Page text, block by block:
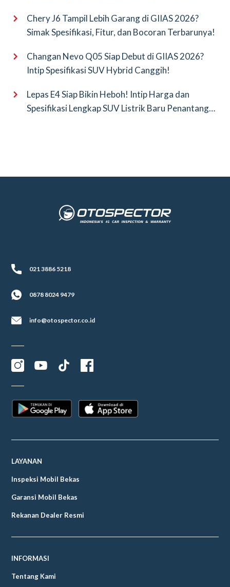
Chery J6 Tampil Lebih Garang di GIIAS 2026?
Simak Spesifikasi, Fitur, dan Bocoran Terbarunya!
Changan Nevo Q05 Siap Debut di GIIAS 2026?
Intip Spesifikasi SUV Hybrid Canggih!
Lepas E4 Siap Bikin Heboh! Intip Harga dan
Spesifikasi Lengkap SUV Listrik Baru Penantang
021 3886 5218
0878 8024 9479
info@otospector.co.id
LAYANAN
Inspeksi Mobil Bekas
Garansi Mobil Bekas
Rekanan Dealer Resmi
INFORMASI
Tentang Kami